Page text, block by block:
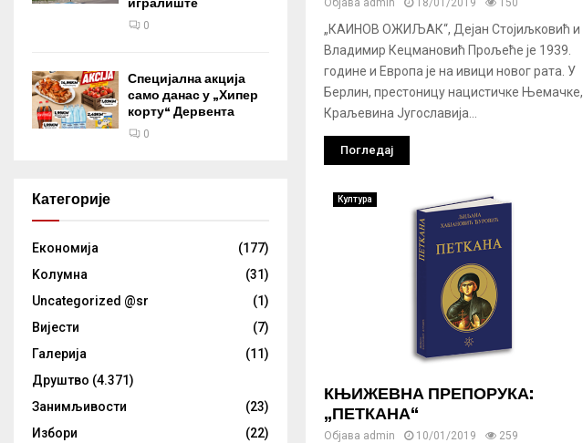
Објава admin 18/01/2019 150
„КАИНОВ ОЖИЉАК“, Дејан Стојиљковић и
Владимир Кецмановић Прољеће је 1939.
године и Европа је на ивици новог рата. У
Берлин, престоницу нацистичке Њемачке,
Краљевина Југославија...
Погледај
Култура
КЊИЖЕВНА ПРЕПОРУКА:
„ПЕТКАНА“
Објава admin 10/01/2019 259
игралиште
0
Специјална акција
само данас у „Хипер
корту“ Дервента
0
Категорије
Eкономија
(177)
Kолумнa
(31)
Uncategorized @sr
(1)
Вијести
(7)
Галерија
(11)
Друштво (4.371)
Занимљивости
(23)
Избори
(22)